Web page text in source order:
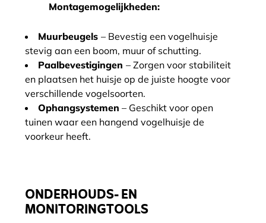
Montagemogelijkheden:
Muurbeugels – Bevestig een vogelhuisje
stevig aan een boom, muur of schutting.
Paalbevestigingen – Zorgen voor stabiliteit
en plaatsen het huisje op de juiste hoogte voor
verschillende vogelsoorten.
Ophangsystemen – Geschikt voor open
tuinen waar een hangend vogelhuisje de
voorkeur heeft.
ONDERHOUDS- EN
MONITORINGTOOLS